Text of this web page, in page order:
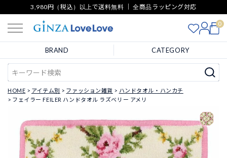
3,980円（税込）以上で送料無料 ｜ 全商品ラッピング対応
0
BRAND CATEGORY
HOME アイテム別 ファッション雑貨
ハンドタオル・ハンカチ
フェイラー FEILER ハンドタオル ラズベリー アメリ